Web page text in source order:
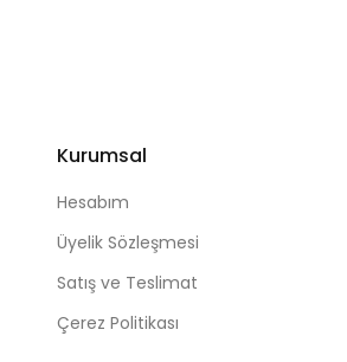
Kurumsal
Hesabım
Üyelik Sözleşmesi
Satış ve Teslimat
Çerez Politikası